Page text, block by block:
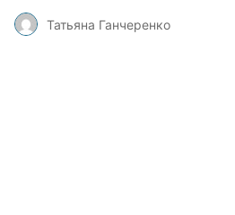
Татьяна Ганчеренко